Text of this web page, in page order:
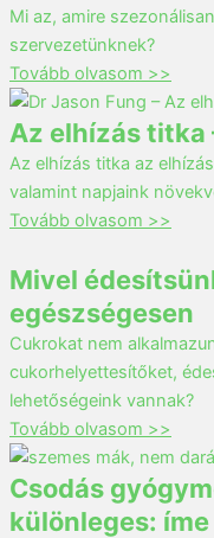
Mi az, amire
szervezetünknek?
Tovább olvasom >>
Az elhízás titka
Az elhízás titka az
valamint napjaink
Tovább olvasom >>
Mivel
egészségesen
Cukrokat nem
cukorhelyettesítőket,
lehetőségeink vannak?
Tovább olvasom >>
Csodás
különleges: íme